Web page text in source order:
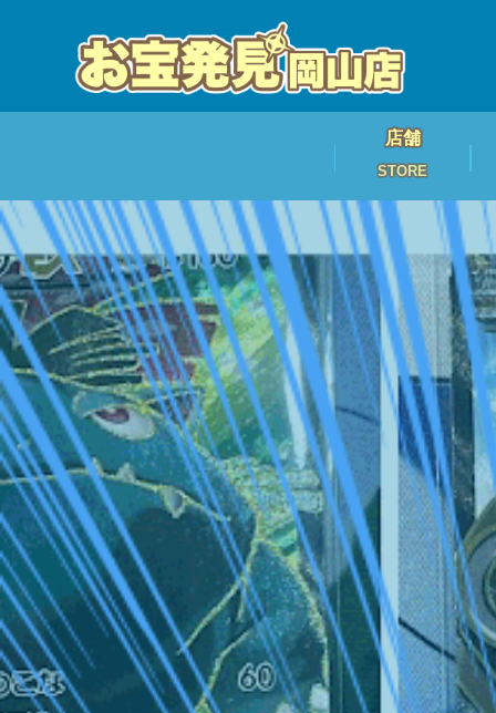
店舗
STORE